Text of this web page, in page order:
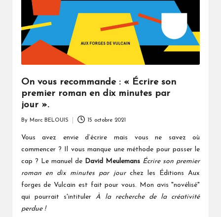
On vous recommande : « Écrire son
premier roman en dix minutes par
jour ».
by
By Marc BELOUIS 15 octobre 2021
Vous avez envie d’écrire mais vous ne savez où
commencer ? Il vous manque une méthode pour passer le
cap ? Le manuel de David Meulemans Écrire son premier
roman en dix minutes par jourchez les Éditions Aux
forges de Vulcain est fait pour vous. Mon avis "novélisé"
qui pourrait s'intituler
À
la recherche de la créativité
perdue !